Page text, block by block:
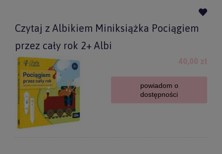
Czytaj z Albikiem Miniksiążka Pociągiem
przez cały rok 2+ Albi
40,00 zł
powiadom o
dostępności